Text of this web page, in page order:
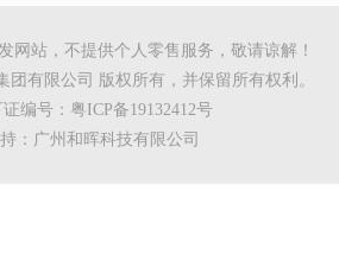
网站，不提供个人零售服务，敬请谅解！
团有限公司 版权所有，并保留所有权利。
编号：粤ICP备19132412号
：广州和晖科技有限公司